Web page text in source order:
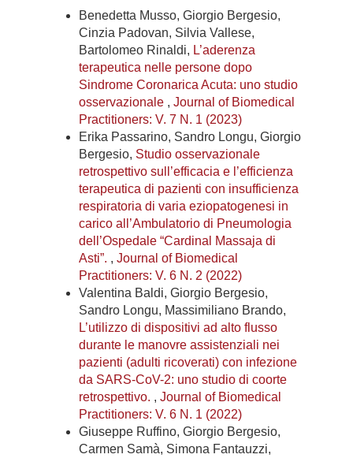
Benedetta Musso, Giorgio Bergesio,
Cinzia Padovan, Silvia Vallese,
Bartolomeo Rinaldi, L’aderenza
terapeutica nelle persone dopo
Sindrome Coronarica Acuta: uno studio
osservazionale , Journal of Biomedical
Practitioners: V. 7 N. 1 (2023)
Erika Passarino, Sandro Longu, Giorgio
Bergesio, Studio osservazionale
retrospettivo sull’efficacia e l’efficienza
terapeutica di pazienti con insufficienza
respiratoria di varia eziopatogenesi in
carico all’Ambulatorio di Pneumologia
dell’Ospedale “Cardinal Massaja di
Asti”. , Journal of Biomedical
Practitioners: V. 6 N. 2 (2022)
Valentina Baldi, Giorgio Bergesio,
Sandro Longu, Massimiliano Brando,
L’utilizzo di dispositivi ad alto flusso
durante le manovre assistenziali nei
pazienti (adulti ricoverati) con infezione
da SARS-CoV-2: uno studio di coorte
retrospettivo. , Journal of Biomedical
Practitioners: V. 6 N. 1 (2022)
Giuseppe Ruffino, Giorgio Bergesio,
Carmen Samà, Simona Fantauzzi,